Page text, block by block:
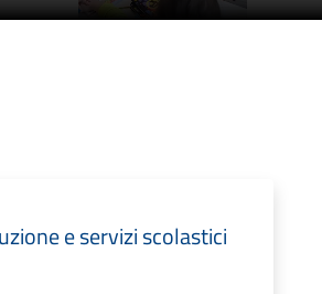
e servizi scolastici